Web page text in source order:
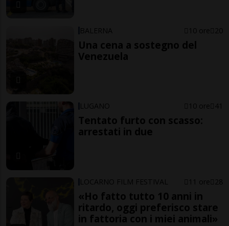
BALERNA 10 ore 20
Una cena a sostegno del
Venezuela
LUGANO 10 ore 41
Tentato furto con scasso:
arrestati in due
LOCARNO FILM FESTIVAL 11 ore 28
«Ho fatto tutto 10 anni in
ritardo, oggi preferisco stare
in fattoria con i miei animali»